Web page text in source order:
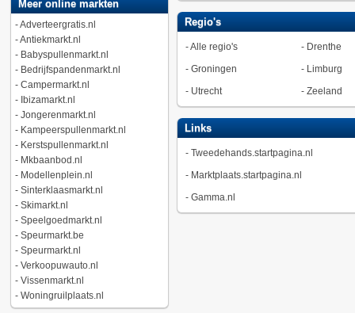
Meer online markten
-Adverteergratis.nl
-Antiekmarkt.nl
- Babyspullenmarkt.nl
- Bedrijfspandenmarkt.nl
- Campermarkt.nl
- Ibizamarkt.nl
- Jongerenmarkt.nl
- Kampeerspullenmarkt.nl
- Kerstspullenmarkt.nl
- Mkbaanbod.nl
- Modellenplein.nl
- Sinterklaasmarkt.nl
- Skimarkt.nl
- Speelgoedmarkt.nl
- Speurmarkt.be
- Speurmarkt.nl
- Verkoopuwauto.nl
- Vissenmarkt.nl
- Woningruilplaats.nl
Regio's
-Alle regio's - Drenthe
- Groningen - Limburg
- Utrecht - Zeeland
Links
- Tweedehands.startpagina.nl
- Marktplaats.startpagina.nl
- Gamma.nl